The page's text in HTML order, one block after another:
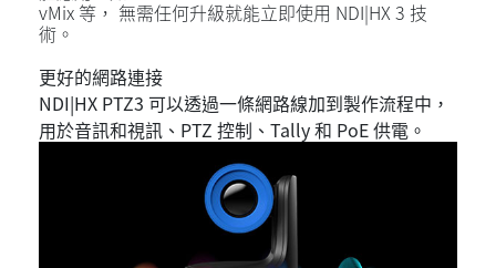
vMix 等， 無需任何升級就能立即使用 NDI|HX 3 技
術。
更好的網路連接
NDI|HX PTZ3 可以透過一條網路線加到製作流程中，
用於音訊和視訊、PTZ 控制、Tally 和 PoE 供電。